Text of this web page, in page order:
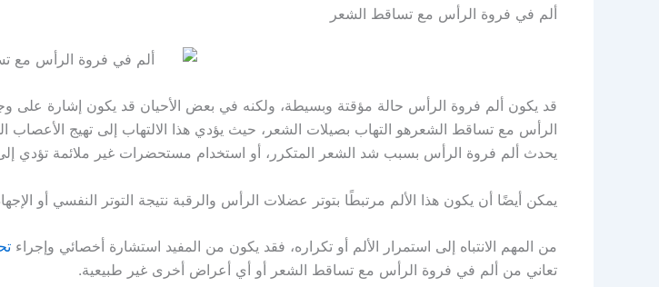
ألم في فروة الرأس مع تساقط الشعر
قد يكون ألم فروة الرأس حالة مؤقتة وبسيطة، ولكنه في بعض الأحيان قد يكون إشارة
الرأس مع تساقط الشعرهو التهاب بصيلات الشعر، حيث يؤدي هذا الالتهاب إلى تهيج الأعصاب
يحدث ألم فروة الرأس بسبب شد الشعر المتكرر، أو استخدام مستحضرات غير ملائمة تؤدي
يمكن أيضًا أن يكون هذا الألم مرتبطًا بتوتر عضلات الرأس والرقبة نتيجة التوتر النفسي أو
من المهم الانتباه إلى استمرار الألم أو تكراره، فقد يكون من المفيد استشارة أخصائي وإجراء
تعاني من ألم في فروة الرأس مع تساقط الشعر أو أي أعراض أخرى غير طبيعية.